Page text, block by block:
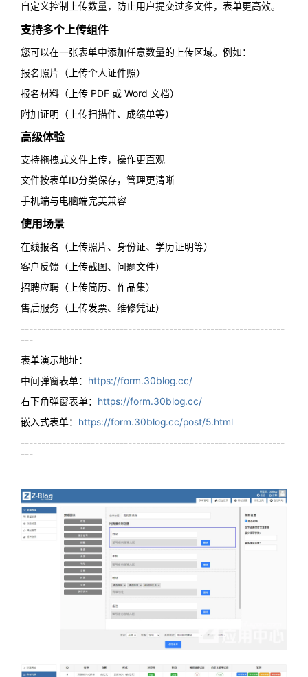
自定义控制上传数量，防止用户提交过多文件，表单更高效。
支持多个上传组件
您可以在一张表单中添加任意数量的上传区域。例如：
报名照片（上传个人证件照）
报名材料（上传 PDF 或 Word 文档）
附加证明（上传扫描件、成绩单等）
高级体验
支持拖拽式文件上传，操作更直观
文件按表单ID分类保存，管理更清晰
手机端与电脑端完美兼容
使用场景
在线报名（上传照片、身份证、学历证明等）
客户反馈（上传截图、问题文件）
招聘应聘（上传简历、作品集）
售后服务（上传发票、维修凭证）
----------------------------------------------------------------
---
表单演示地址：
中间弹窗表单： https://form.30blog.cc/
右下角弹窗表单： https://form.30blog.cc/
嵌入式表单： https://form.30blog.cc/post/5.html
----------------------------------------------------------------
---